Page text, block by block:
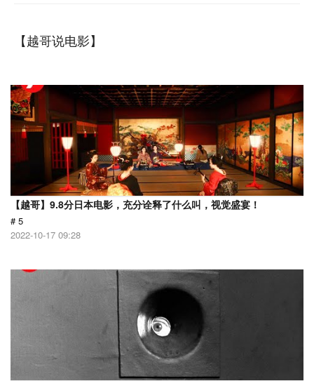
【越哥说电影】
【越哥】9.8分日本电影，充分诠释了什么叫，视觉盛宴！
# 5
2022-10-17 09:28